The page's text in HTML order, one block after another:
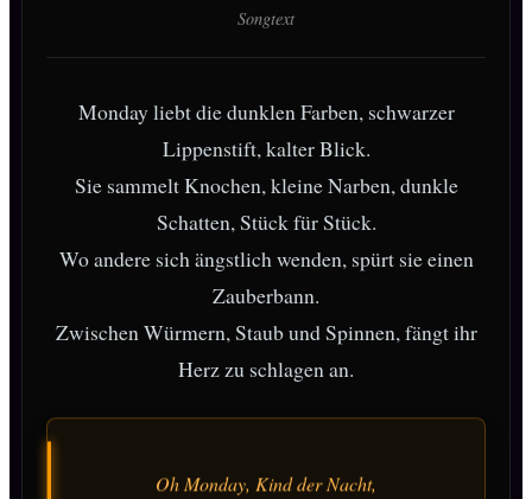
Songtext
Monday liebt die dunklen Farben, schwarzer
Lippenstift, kalter Blick.
Sie sammelt Knochen, kleine Narben, dunkle
Schatten, Stück für Stück.
Wo andere sich ängstlich wenden, spürt sie einen
Zauberbann.
Zwischen Würmern, Staub und Spinnen, fängt ihr
Herz zu schlagen an.
Oh Monday, Kind der Nacht,